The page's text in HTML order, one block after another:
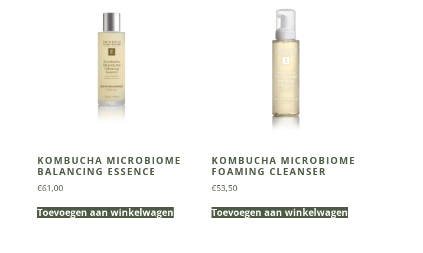
KOMBUCHA MICROBIOME
BALANCING ESSENCE
€61,00
Toevoegen aan winkelwagen
KOMBUCHA MICROBIOME
FOAMING CLEANSER
€53,50
Toevoegen aan winkelwagen